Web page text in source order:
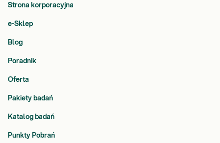
Strona korporacyjna
e-Sklep
Blog
Poradnik
Oferta
Pakiety badań
Katalog badań
Punkty Pobrań